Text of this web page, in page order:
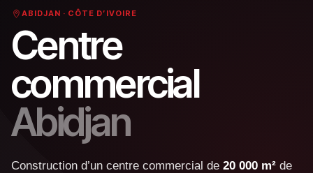
ABIDJAN · CÔTE D’IVOIRE
Centre
commercial
Abidjan
Construction d’un centre commercial de 20 000 m² de